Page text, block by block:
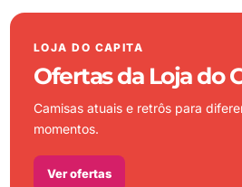
LOJA DO CAPITA
Ofertas da Loja do
Camisas atuais e retrôs para
momentos.
Ver ofertas